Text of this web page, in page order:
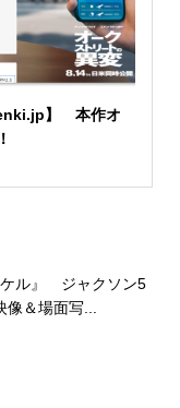
】 本作オ
ル』 ジャクソン5
＆場面写...